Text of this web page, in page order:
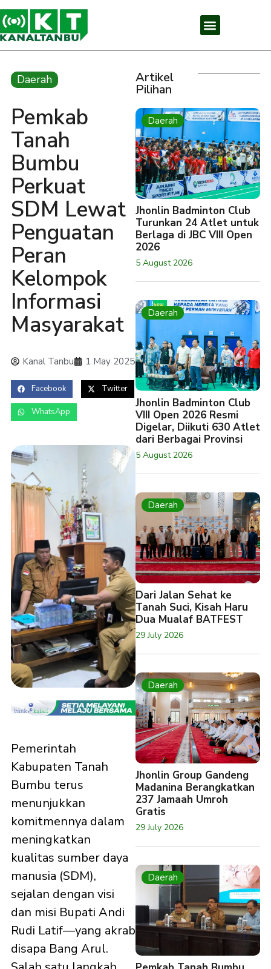
Daerah
Pemkab
Tanah
Bumbu
Perkuat
SDM Lewat
Penguatan
Peran
Kelompok
Informasi
Masyarakat
Kanal Tanbu 1 May 2025
Facebook Twitter
WhatsApp
Pemerintah
Kabupaten Tanah
Bumbu terus
menunjukkan
komitmennya dalam
meningkatkan
kualitas sumber daya
manusia (SDM),
sejalan dengan visi
dan misi Bupati Andi
Rudi Latif—yang akrab
disapa Bang Arul.
Artikel
Pilihan
Daerah
Jhonlin Badminton Club
Turunkan 24 Atlet untuk
Berlaga di JBC VIII Open
2026
5 August 2026
Daerah
Jhonlin Badminton Club
VIII Open 2026 Resmi
Digelar, Diikuti 630 Atlet
dari Berbagai Provinsi
5 August 2026
Daerah
Dari Jalan Sehat ke
Tanah Suci, Kisah Haru
Dua Mualaf BATFEST
29 July 2026
Daerah
Jhonlin Group Gandeng
Madanina Berangkatkan
237 Jamaah Umroh
Gratis
29 July 2026
Daerah